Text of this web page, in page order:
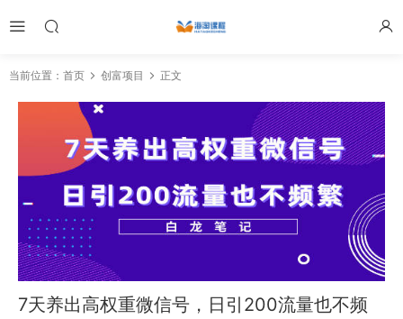
当前位置： 首页 创富项目 正文
7天养出高权重微信号，日引200流量也不频